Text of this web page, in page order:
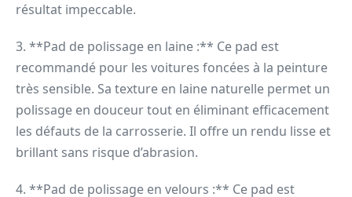
résultat impeccable.
3. **Pad de polissage en laine :** Ce pad est
recommandé pour les voitures foncées à la peinture
très sensible. Sa texture en laine naturelle permet un
polissage en douceur tout en éliminant efficacement
les défauts de la carrosserie. Il offre un rendu lisse et
brillant sans risque d’abrasion.
4. **Pad de polissage en velours :** Ce pad est